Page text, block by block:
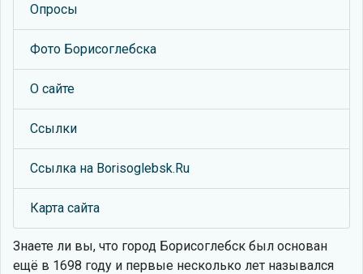
Опросы
Фото Борисоглебска
О сайте
Ссылки
Ссылка на Borisoglebsk.Ru
Карта сайта
Знаете ли вы, что город Борисоглебск был основан
ещё в 1698 году и первые несколько лет назывался